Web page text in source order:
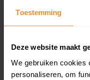
Toestemming
Deze website maakt
We gebruiken cookies
personaliseren, om
Een overzicht van
en koopdatum)